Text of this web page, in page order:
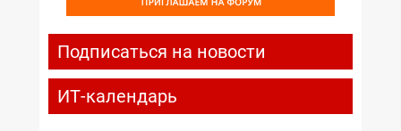
Подписаться на новости
ИТ-календарь